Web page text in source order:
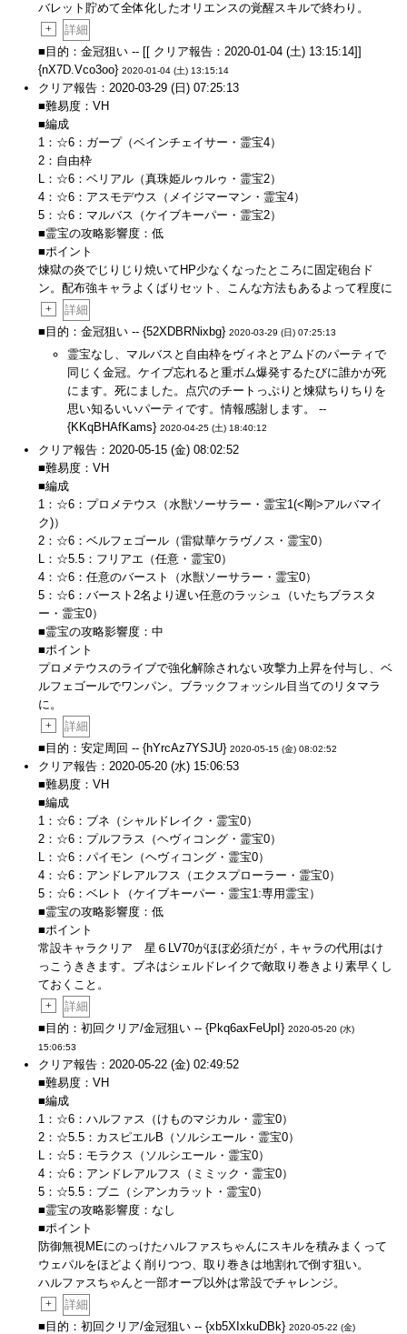
バレット貯めて全体化したオリエンスの覚醒スキルで終わり。
+
詳細
■目的：金冠狙い -- [[ クリア報告：2020-01-04 (土) 13:15:14]]
{nX7D.Vco3oo} 2020-01-04 (土) 13:15:14
クリア報告：2020-03-29 (日) 07:25:13
■難易度：VH
■編成
1：☆6：ガープ（ベインチェイサー・霊宝4）
2：自由枠
L：☆6：ベリアル（真珠姫ルゥルゥ・霊宝2）
4：☆6：アスモデウス（メイジマーマン・霊宝4）
5：☆6：マルバス（ケイブキーパー・霊宝2）
■霊宝の攻略影響度：低
■ポイント
煉獄の炎でじりじり焼いてHP少なくなったところに固定砲台ド
ン。配布強キャラよくばりセット、こんな方法もあるよって程度に
+
詳細
■目的：金冠狙い -- {52XDBRNixbg} 2020-03-29 (日) 07:25:13
霊宝なし、マルバスと自由枠をヴィネとアムドのパーティで
同じく金冠。ケイブ忘れると重ボム爆発するたびに誰かが死
にます。死にました。点穴のチートっぷりと煉獄ちりちりを
思い知るいいパーティです。情報感謝します。 --
{KKqBHAfKams} 2020-04-25 (土) 18:40:12
クリア報告：2020-05-15 (金) 08:02:52
■難易度：VH
■編成
1：☆6：プロメテウス（水獣ソーサラー・霊宝1(<剛>アルバマイ
ク)）
2：☆6：ベルフェゴール（雷獄華ケラヴノス・霊宝0）
L：☆5.5：フリアエ（任意・霊宝0）
4：☆6：任意のバースト（水獣ソーサラー・霊宝0）
5：☆6：バースト2名より遅い任意のラッシュ（いたちブラスタ
ー・霊宝0）
■霊宝の攻略影響度：中
■ポイント
プロメテウスのライブで強化解除されない攻撃力上昇を付与し、ベ
ルフェゴールでワンパン。ブラックフォッシル目当てのリタマラ
に。
+
詳細
■目的：安定周回 -- {hYrcAz7YSJU} 2020-05-15 (金) 08:02:52
クリア報告：2020-05-20 (水) 15:06:53
■難易度：VH
■編成
1：☆6：ブネ（シャルドレイク・霊宝0）
2：☆6：プルフラス（ヘヴィコング・霊宝0）
L：☆6：パイモン（ヘヴィコング・霊宝0）
4：☆6：アンドレアルフス（エクスプローラー・霊宝0）
5：☆6：ベレト（ケイブキーパー・霊宝1:専用霊宝）
■霊宝の攻略影響度：低
■ポイント
常設キャラクリア 星６LV70がほぼ必須だが，キャラの代用はけ
っこうききます。ブネはシェルドレイクで敵取り巻きより素早くし
ておくこと。
+
詳細
■目的：初回クリア/金冠狙い -- {Pkq6axFeUpI} 2020-05-20 (水)
15:06:53
クリア報告：2020-05-22 (金) 02:49:52
■難易度：VH
■編成
1：☆6：ハルファス（けものマジカル・霊宝0）
2：☆5.5：カスピエルB（ソルシエール・霊宝0）
L：☆5：モラクス（ソルシエール・霊宝0）
4：☆6：アンドレアルフス（ミミック・霊宝0）
5：☆5.5：ブニ（シアンカラット・霊宝0）
■霊宝の攻略影響度：なし
■ポイント
防御無視MEにのっけたハルファスちゃんにスキルを積みまくって
ウェパルをほどよく削りつつ、取り巻きは地割れで倒す狙い。
ハルファスちゃんと一部オーブ以外は常設でチャレンジ。
+
詳細
■目的：初回クリア/金冠狙い -- {xb5XIxkuDBk} 2020-05-22 (金)